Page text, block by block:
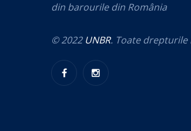
din barourile din România
© 2022 UNBR. Toate drepturile